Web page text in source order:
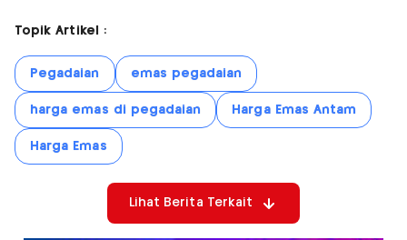
Topik Artikel :
Pegadaian emas pegadaian
harga emas di pegadaian Harga Emas Antam
Harga Emas
Lihat Berita Terkait